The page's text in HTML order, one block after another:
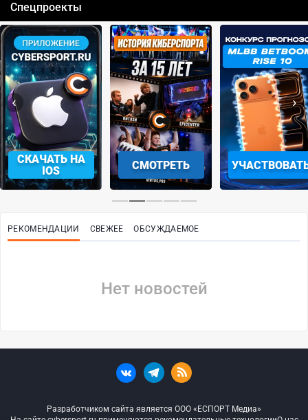
Спецпроекты
СКАЧАТЬ НА
IOS
СМОТРЕТЬ
‹ ›
РЕКОМЕНДАЦИИ СВЕЖЕЕ ОБСУЖДАЕМОЕ
Нет новостей
Разработчиком сайта является ООО «ЕСПОРТ Медиа»